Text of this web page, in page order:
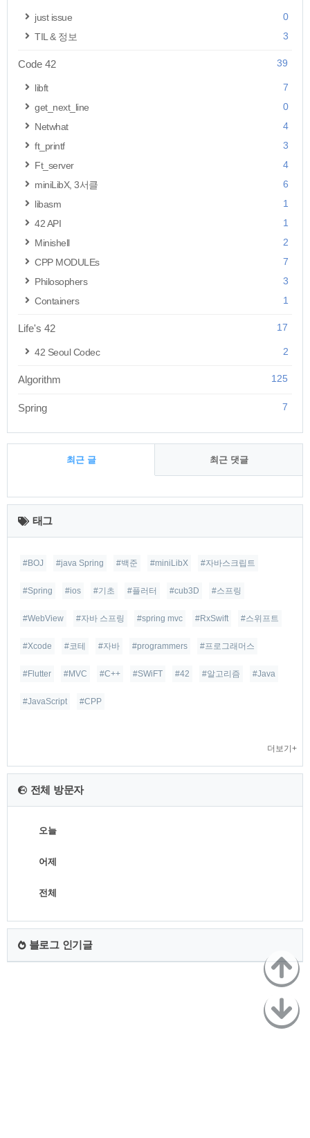
just issue
0
TIL & 정보
3
Code 42 39
libft
7
get_next_line
0
Netwhat
4
ft_printf
3
Ft_server
4
miniLibX, 3서클
6
libasm
1
42 API
1
Minishell
2
CPP MODULEs
7
Philosophers
3
Containers
1
Life's 42 17
42 Seoul Codec 2
Algorithm 125
Spring 7
최근 글 최근 댓글
최
글
태그
#BOJ #java Spring #백준 #miniLibX #자바스크립트
#Spring #ios #기초 #플러터 #cub3D #스프링
#WebView #자바 스프링 #spring mvc #RxSwift #스위프트
#Xcode #코테 #자바 #programmers #프로그래머스
#Flutter #MVC #C++ #SWiFT #42 #알고리즘 #Java
#JavaScript #CPP
더보기+
전체 방문자
오늘
어제
전체
블로그 인기글